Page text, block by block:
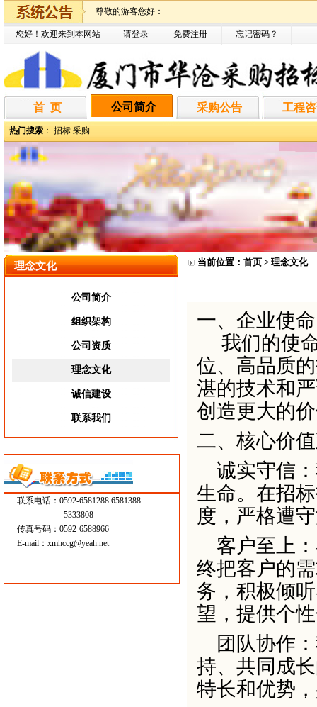
尊敬的游客您好：
您好！欢迎来到本网站 请登录 免费注册 忘记密码？
首 页 公司简介 采购公告 工程
热门搜索 ： 招标 采购
理念文化
公司简介
组织架构
公司资质
理念文化
诚信建设
联系我们
联系电话：0592-6581288 6581388
5333808
传真号码：0592-6588966
E-mail： xmhccg@yeah.net
当前位置： 首页 > 理念文化
一、企业使命
我们的使命
位、高品质
湛的技术和
创造更大的
二、 核心价
诚实守信：
生命。在招
度，严格遭
客户至上：
终把客户的
务，积极倾
望，提供个
团队协作：
持、共同成
特长和优势